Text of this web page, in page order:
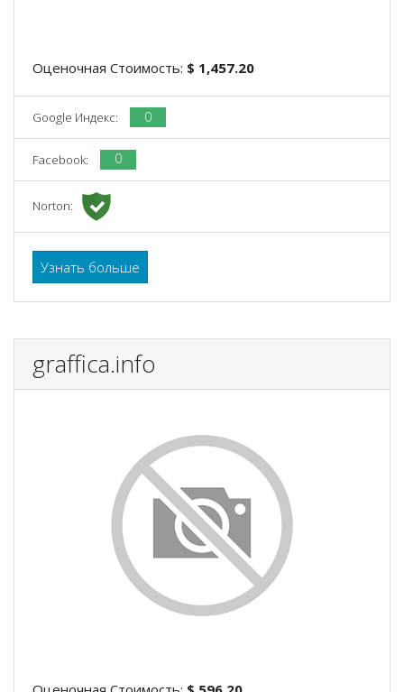
Оценочная Стоимость: $ 1,457.20
Google Индекс: 0
Facebook: 0
Norton:
Узнать больше
graffica.info